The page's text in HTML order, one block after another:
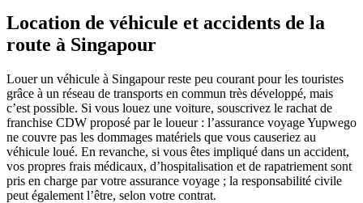
Location de véhicule et accidents de la
route à Singapour
Louer un véhicule à Singapour reste peu courant pour les touristes
grâce à un réseau de transports en commun très développé, mais
c’est possible. Si vous louez une voiture, souscrivez le rachat de
franchise CDW proposé par le loueur : l’assurance voyage Yupwego
ne couvre pas les dommages matériels que vous causeriez au
véhicule loué. En revanche, si vous êtes impliqué dans un accident,
vos propres frais médicaux, d’hospitalisation et de rapatriement sont
pris en charge par votre assurance voyage ; la responsabilité civile
peut également l’être, selon votre contrat.